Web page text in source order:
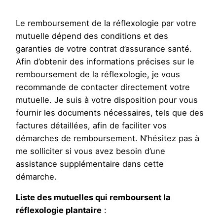
Le remboursement de la réflexologie par votre
mutuelle dépend des conditions et des
garanties de votre contrat d’assurance santé.
Afin d’obtenir des informations précises sur le
remboursement de la réflexologie, je vous
recommande de contacter directement votre
mutuelle. Je suis à votre disposition pour vous
fournir les documents nécessaires, tels que des
factures détaillées, afin de faciliter vos
démarches de remboursement. N’hésitez pas à
me solliciter si vous avez besoin d’une
assistance supplémentaire dans cette
démarche.
Liste des mutuelles qui remboursent la
réflexologie plantaire :